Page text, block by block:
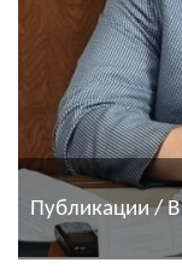
Публикации /